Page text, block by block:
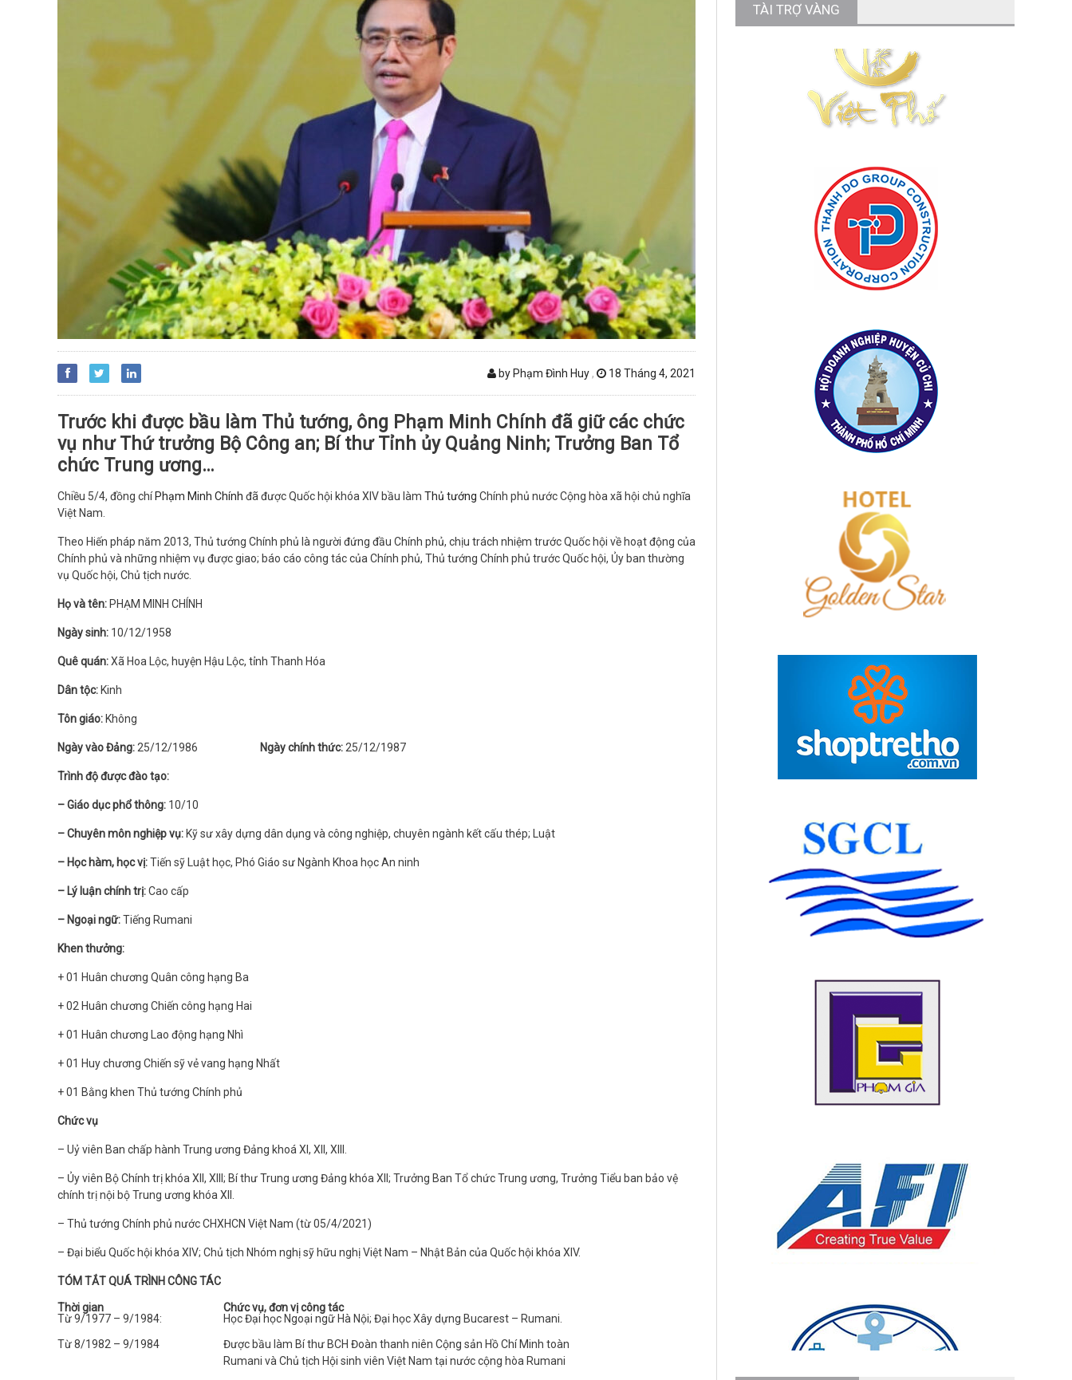
by Phạm Đình Huy , 18 Tháng 4, 2021
Trước khi được bầu làm Thủ tướng, ông Phạm Minh Chính đã giữ các chức
vụ như Thứ trưởng Bộ Công an; Bí thư Tỉnh ủy Quảng Ninh; Trưởng Ban Tổ
chức Trung ương…
Chiều 5/4, đồng chí Phạm Minh Chính đã được Quốc hội khóa XIV bầu làm Thủ tướng Chính phủ nước Cộng hòa xã hội chủ nghĩa
Việt Nam.
Theo Hiến pháp năm 2013, Thủ tướng Chính phủ là người đứng đầu Chính phủ, chịu trách nhiệm trước Quốc hội về hoạt động của
Chính phủ và những nhiệm vụ được giao; báo cáo công tác của Chính phủ, Thủ tướng Chính phủ trước Quốc hội, Ủy ban thường
vụ Quốc hội, Chủ tịch nước.
Họ và tên: PHẠM MINH CHÍNH
Ngày sinh: 10/12/1958
Quê quán:Xã Hoa Lộc, huyện Hậu Lộc, tỉnh Thanh Hóa
Dân tộc: Kinh
Tôn giáo: Không
Ngày vào Đảng: 25/12/1986 Ngày chính thức: 25/12/1987
Trình độ được đào tạo:
– Giáo dục phổ thông: 10/10
– Chuyên môn nghiệp vụ: Kỹ sư xây dựng dân dụng và công nghiệp, chuyên ngành kết cấu thép; Luật
– Học hàm, học vị:Tiến sỹ Luật học, Phó Giáo sư Ngành Khoa học An ninh
– Lý luận chính trị:Cao cấp
– Ngoại ngữ:Tiếng Rumani
Khen thưởng:
+ 01 Huân chương Quân công hạng Ba
+ 02 Huân chương Chiến công hạng Hai
+ 01 Huân chương Lao động hạng Nhì
+ 01 Huy chương Chiến sỹ vẻ vang hạng Nhất
+ 01 Bằng khen Thủ tướng Chính phủ
Chức vụ
– Uỷ viên Ban chấp hành Trung ương Đảng khoá XI, XII, XIII.
– Ủy viên Bộ Chính trị khóa XII, XIII; Bí thư Trung ương Đảng khóa XII; Trưởng Ban Tổ chức Trung ương, Trưởng Tiểu ban bảo vệ
chính trị nội bộ Trung ương khóa XII.
– Thủ tướng Chính phủ nước CHXHCN Việt Nam (từ 05/4/2021)
– Đại biểu Quốc hội khóa XIV; Chủ tịch Nhóm nghị sỹ hữu nghị Việt Nam – Nhật Bản của Quốc hội khóa XIV.
TÓM TẮT QUÁ TRÌNH CÔNG TÁC
Thời gian
Chức vụ, đơn vị công tác
Từ 9/1977 – 9/1984:
Từ 8/1982 – 9/1984
Học Đại học Ngoại ngữ Hà Nội; Đại học Xây dựng Bucarest – Rumani.
Được bầu làm Bí thư BCH Đoàn thanh niên Cộng sản Hồ Chí Minh toàn
Rumani và Chủ tịch Hội sinh viên Việt Nam tại nước cộng hòa Rumani
TÀI TRỢ VÀNG